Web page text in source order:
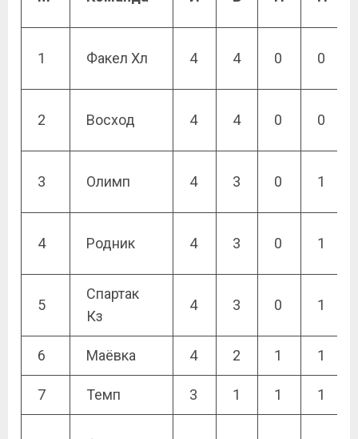
1 Факел Хл 4 4 0 0
2 Восход 4 4 0 0
3 Олимп 4 3 0 1
4 Родник 4 3 0 1
5
Спартак
Кз
4 3 0 1
6 Маёвка 4 2 1 1
7 Темп 3 1 1 1